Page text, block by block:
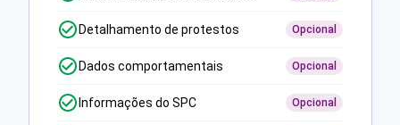
Detalhamento de protestos Opcional
Dados comportamentais Opcional
Informações do SPC Opcional